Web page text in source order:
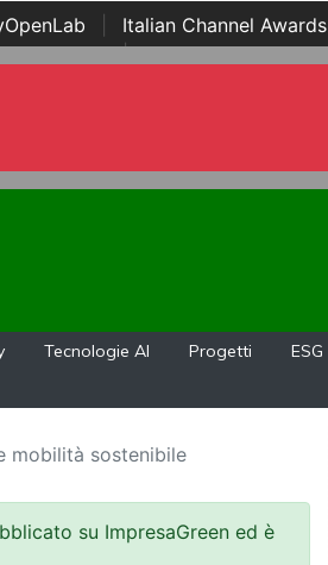
Italian Channel Awards
Awards | ...
Tecnologie AI Progetti ESG
mobilità sostenibile
su ImpresaGreen ed è